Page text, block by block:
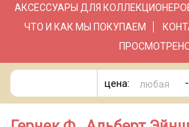
АКСЕССУАРЫ ДЛЯ
ЧТО И КАК МЫ ПОКУПАЕМ
цена: -